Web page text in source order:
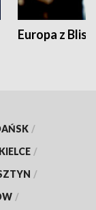
Europa z
/
KIELCE /
/
/